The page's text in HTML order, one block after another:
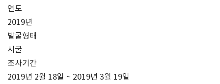
연도
2019년
발굴형태
시굴
조사기간
2019년 2월 18일 ~ 2019년 3월 19일